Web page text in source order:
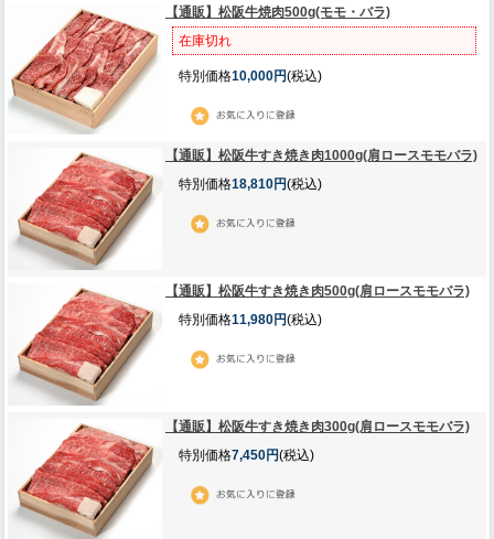
【通販】松阪牛焼肉500g(モモ・バラ)
在庫切れ
特別価格10,000円(税込)
【通販】松阪牛すき焼き肉1000g(肩ロースモモバラ)
特別価格18,810円(税込)
【通販】松阪牛すき焼き肉500g(肩ロースモモバラ)
特別価格11,980円(税込)
【通販】松阪牛すき焼き肉300g(肩ロースモモバラ)
特別価格7,450円(税込)